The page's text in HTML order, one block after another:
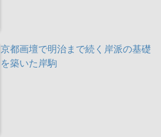
京都画壇で明治まで続く岸派の基礎
を築いた岸駒